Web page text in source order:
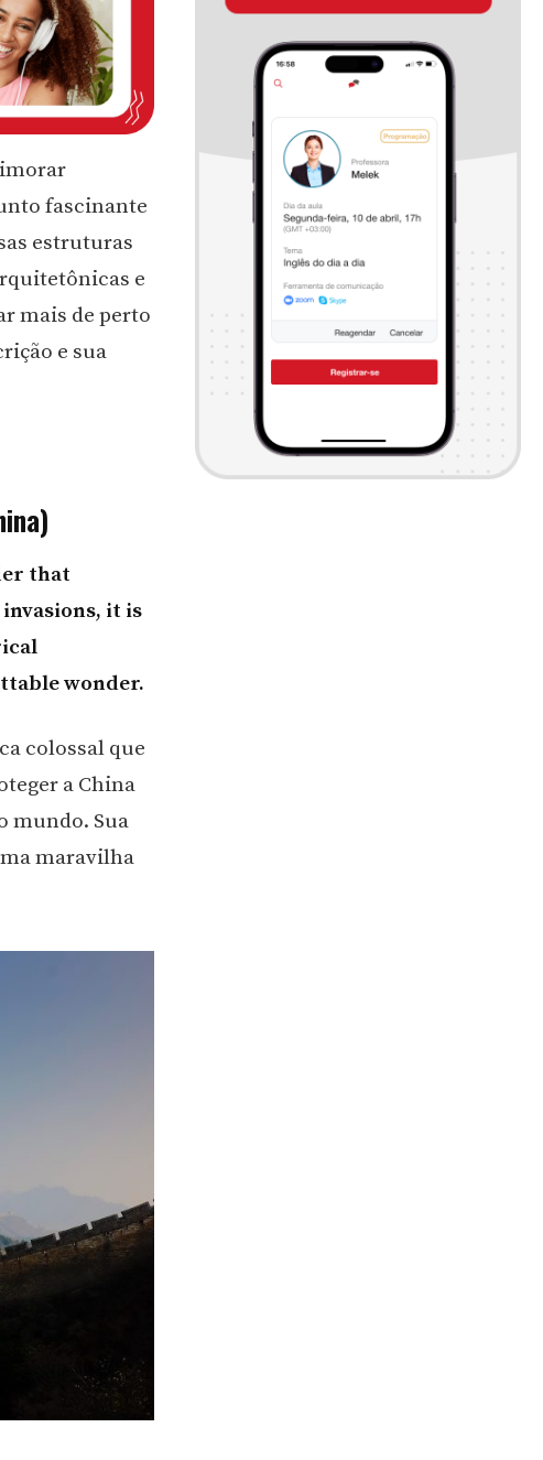
fascinante
estruturas
e
mais de perto
e sua
that
it is
wonder.
colossal que
a China
mundo. Sua
maravilha